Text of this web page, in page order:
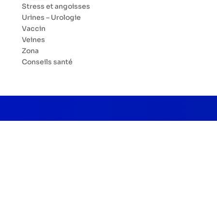
Stress et angoisses
Urines – Urologie
Vaccin
Veines
Zona
Conseils santé